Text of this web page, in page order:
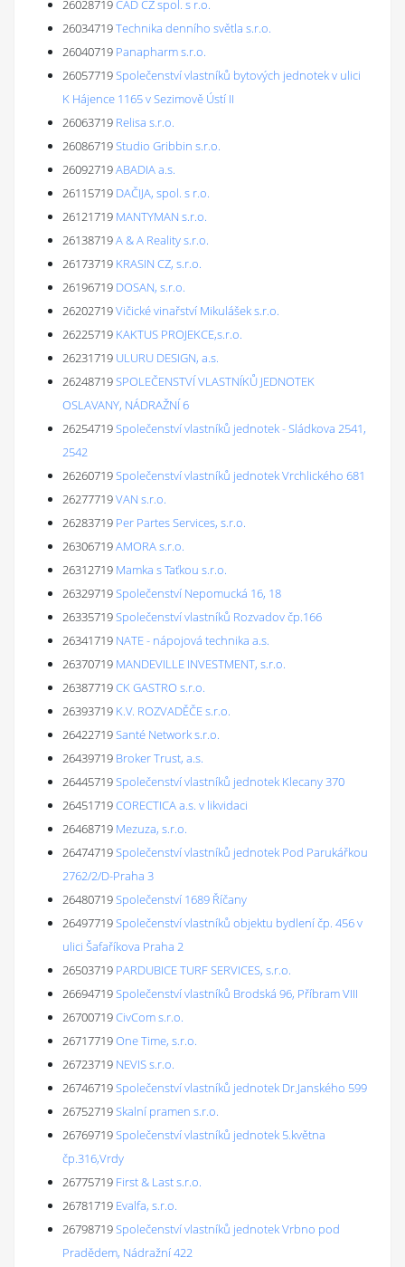
26028719CAD CZ spol. s r.o.
26034719Technika denního světla s.r.o.
26040719 Panapharm s.r.o.
26057719Společenství vlastníků bytových jednotek v ulici
K Hájence 1165 v Sezimově Ústí II
26063719 Relisa s.r.o.
26086719Studio Gribbin s.r.o.
26092719ABADIA a.s.
26115719 DAČIJA, spol. s r.o.
26121719 MANTYMAN s.r.o.
26138719A & A Reality s.r.o.
26173719 KRASIN CZ, s.r.o.
26196719 DOSAN, s.r.o.
26202719Vičické vinařství Mikulášek s.r.o.
26225719 KAKTUS PROJEKCE,s.r.o.
26231719 ULURU DESIGN, a.s.
26248719SPOLEČENSTVÍ VLASTNÍKŮ JEDNOTEK
OSLAVANY, NÁDRAŽNÍ 6
26254719Společenství vlastníků jednotek - Sládkova 2541,
2542
26260719Společenství vlastníků jednotek Vrchlického 681
26277719VAN s.r.o.
26283719 Per Partes Services, s.r.o.
26306719AMORA s.r.o.
26312719 Mamka s Taťkou s.r.o.
26329719Společenství Nepomucká 16, 18
26335719Společenství vlastníků Rozvadov čp.166
26341719 NATE - nápojová technika a.s.
26370719 MANDEVILLE INVESTMENT, s.r.o.
26387719CK GASTRO s.r.o.
26393719 K.V. ROZVADĚČE s.r.o.
26422719Santé Network s.r.o.
26439719 Broker Trust, a.s.
26445719Společenství vlastníků jednotek Klecany 370
26451719CORECTICA a.s. v likvidaci
26468719 Mezuza, s.r.o.
26474719Společenství vlastníků jednotek Pod Parukářkou
2762/2/D-Praha 3
26480719Společenství 1689 Říčany
26497719Společenství vlastníků objektu bydlení čp. 456 v
ulici Šafaříkova Praha 2
26503719 PARDUBICE TURF SERVICES, s.r.o.
26694719Společenství vlastníků Brodská 96, Příbram VIII
26700719CivCom s.r.o.
26717719One Time, s.r.o.
26723719 NEVIS s.r.o.
26746719Společenství vlastníků jednotek Dr.Janského 599
26752719Skalní pramen s.r.o.
26769719Společenství vlastníků jednotek 5.května
čp.316,Vrdy
26775719 First & Last s.r.o.
26781719 Evalfa, s.r.o.
26798719Společenství vlastníků jednotek Vrbno pod
Pradědem, Nádražní 422